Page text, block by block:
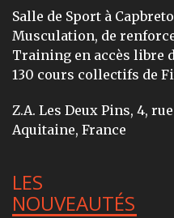
Salle de Sport à
Musculation, de
Training en accès libre
130 cours collectifs de
Z.A. Les Deux Pins, 4,
Aquitaine, France
LES
NOUVEAUTÉS